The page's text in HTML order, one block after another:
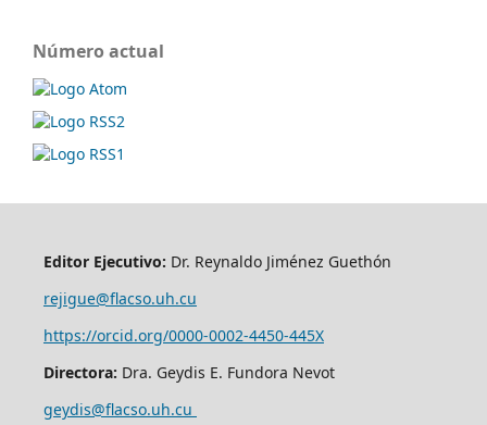
Número actual
Editor Ejecutivo: Dr. Reynaldo Jiménez Guethón
rejigue@flacso.uh.cu
https://orcid.org/0000-0002-4450-445X
Directora: Dra. Geydis E. Fundora Nevot
geydis@flacso.uh.cu